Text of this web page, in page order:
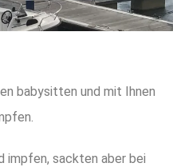
babysitten und mit Ihnen
impfen, sackten aber bei